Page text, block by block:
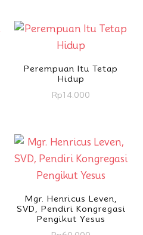
Perempuan Itu Tetap
Hidup
Rp14.000
Mgr. Henricus Leven,
SVD, Pendiri Kongregasi
Pengikut Yesus